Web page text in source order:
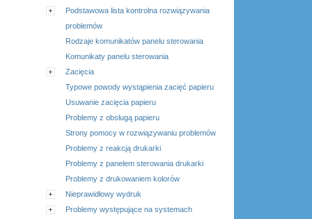
Podstawowa lista kontrolna rozwiązywania
problemów
Rodzaje komunikatów panelu sterowania
Komunikaty panelu sterowania
Zacięcia
Typowe powody wystąpienia zacięć papieru
Usuwanie zacięcia papieru
Problemy z obsługą papieru
Strony pomocy w rozwiązywaniu problemów
Problemy z reakcją drukarki
Problemy z panelem sterowania drukarki
Problemy z drukowaniem kolorów
Nieprawidłowy wydruk
Problemy występujące na systemach